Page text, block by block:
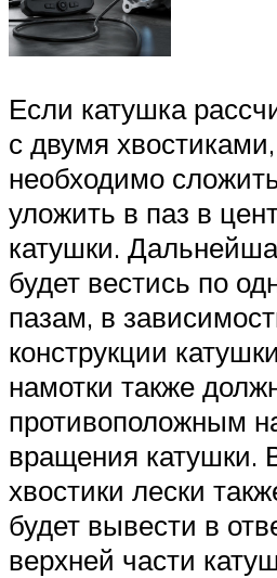
Если катушка
с двумя
необходимо
уложить в паз в
катушки.
будет вестись по
пазам, в
конструкции
намотки также
противоположным
вращения катушки.
хвостики лески
будет вывести в
верхней части